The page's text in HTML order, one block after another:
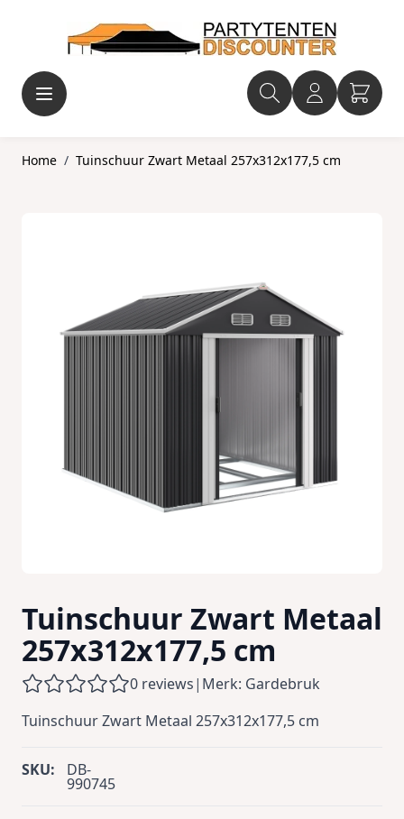
Home / Tuinschuur Zwart Metaal 257x312x177,5 cm
Tuinschuur Zwart Metaal
257x312x177,5 cm
0 reviews| Merk: Gardebruk
Tuinschuur Zwart Metaal 257x312x177,5 cm
SKU: DB-
990745